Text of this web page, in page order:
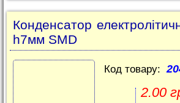
Конденсатор
h7мм SMD
Код товару:
2.00